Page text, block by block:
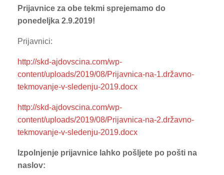
Prijavnice za obe tekmi sprejemamo do
ponedeljka 2.9.2019!
Prijavnici:
http://skd-ajdovscina.com/wp-
content/uploads/2019/08/Prijavnica-na-1.državno-
tekmovanje-v-sledenju-2019.docx
http://skd-ajdovscina.com/wp-
content/uploads/2019/08/Prijavnica-na-2.državno-
tekmovanje-v-sledenju-2019.docx
Izpolnjenje prijavnice lahko pošljete po pošti na
naslov: